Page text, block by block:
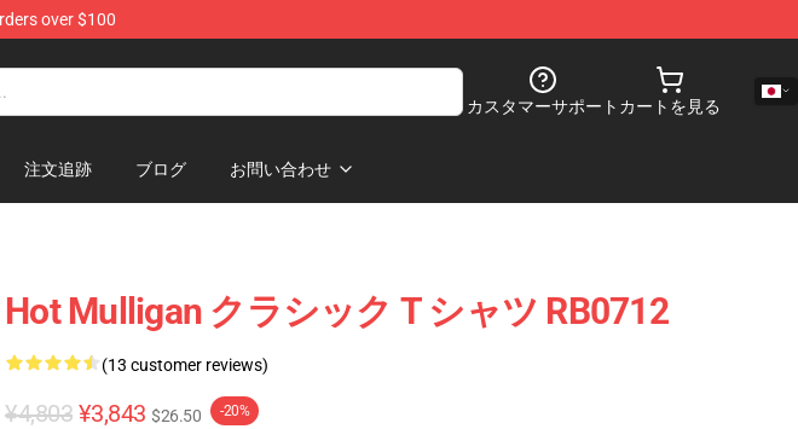
over $100
カスタマーサポート カートを見る
注文追跡 ブログ お問い合わせ
Hot Mulligan クラシック T シャツ RB0712
(13 customer reviews)
¥4,803 ¥3,843 $26.50 -20%